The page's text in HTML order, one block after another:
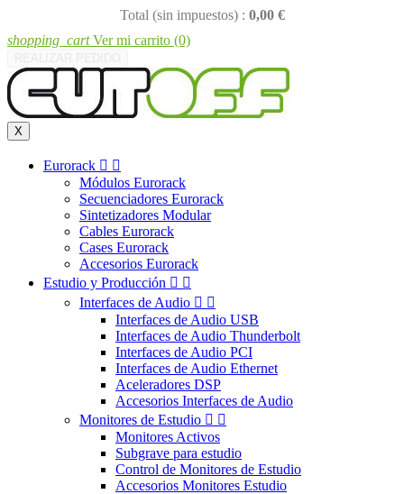
Total (sin impuestos) : 0,00 €
shopping_cart Ver mi carrito (0)
X
Eurorack  
Módulos Eurorack
Secuenciadores Eurorack
Sintetizadores Modular
Cables Eurorack
Cases Eurorack
Accesorios Eurorack
Estudio y Producción  
Interfaces de Audio  
Interfaces de Audio USB
Interfaces de Audio Thunderbolt
Interfaces de Audio PCI
Interfaces de Audio Ethernet
Aceleradores DSP
Accesorios Interfaces de Audio
Monitores de Estudio  
Monitores Activos
Subgrave para estudio
Control de Monitores de Estudio
Accesorios Monitores Estudio